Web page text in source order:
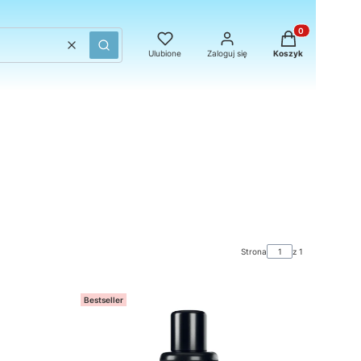
WyczyśćSzukaj Ulubione Zaloguj się
Produkty w
Koszyk
Strona z 1
Bestseller